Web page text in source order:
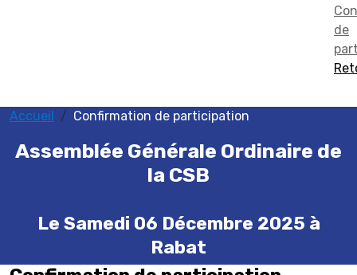
de
Accueil Confirmation de participation
Assemblée Générale Ordinaire de
la CSB
Le Samedi 06 Décembre 2025 à
Rabat